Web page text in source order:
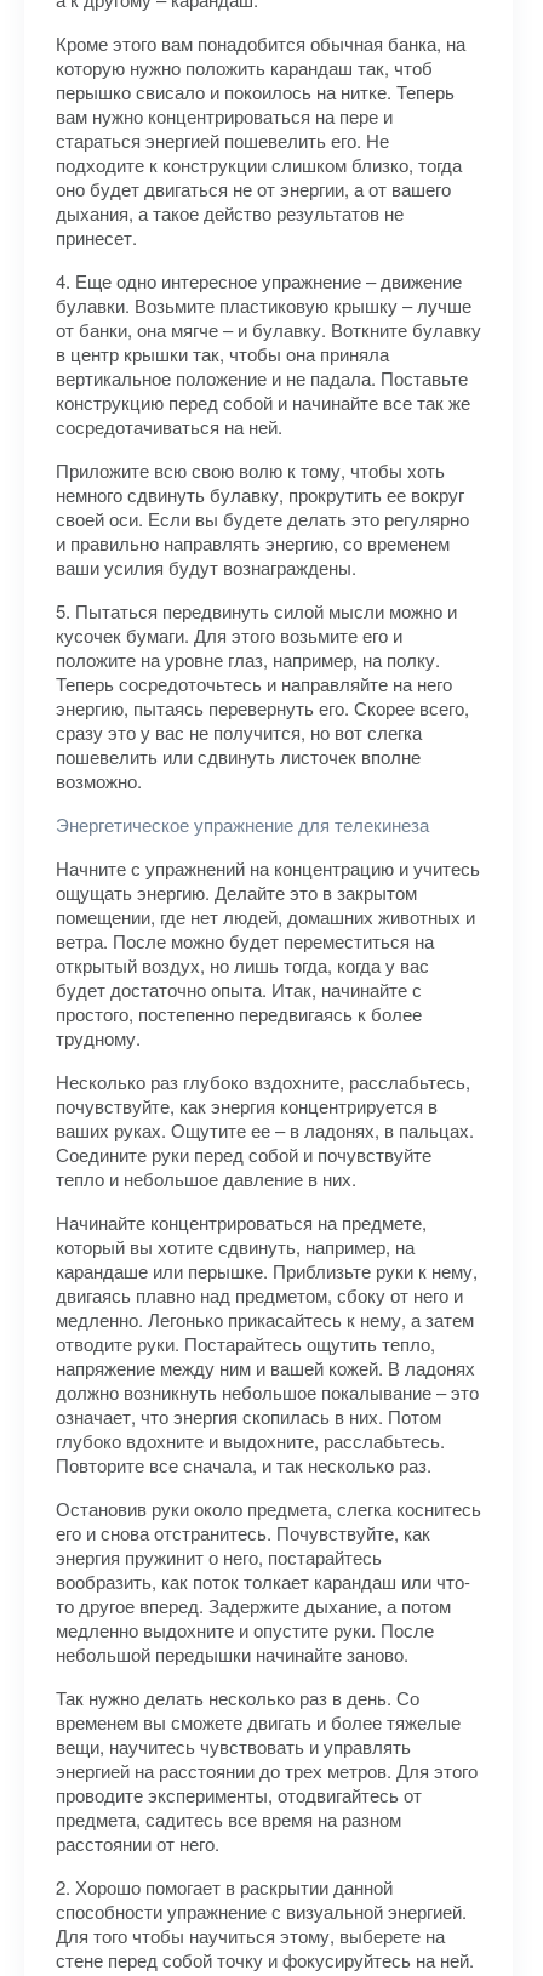
Кроме этого вам понадобится обычная банка, на
которую нужно положить карандаш так, чтоб
перышко свисало и покоилось на нитке. Теперь
вам нужно концентрироваться на пере и
стараться энергией пошевелить его. Не
подходите к конструкции слишком близко, тогда
оно будет двигаться не от энергии, а от вашего
дыхания, а такое действо результатов не
принесет.
4. Еще одно интересное упражнение – движение
булавки. Возьмите пластиковую крышку – лучше
от банки, она мягче – и булавку. Воткните булавку
в центр крышки так, чтобы она приняла
вертикальное положение и не падала. Поставьте
конструкцию перед собой и начинайте все так же
сосредотачиваться на ней.
Приложите всю свою волю к тому, чтобы хоть
немного сдвинуть булавку, прокрутить ее вокруг
своей оси. Если вы будете делать это регулярно
и правильно направлять энергию, со временем
ваши усилия будут вознаграждены.
5. Пытаться передвинуть силой мысли можно и
кусочек бумаги. Для этого возьмите его и
положите на уровне глаз, например, на полку.
Теперь сосредоточьтесь и направляйте на него
энергию, пытаясь перевернуть его. Скорее всего,
сразу это у вас не получится, но вот слегка
пошевелить или сдвинуть листочек вполне
возможно.
Энергетическое упражнение для телекинеза
Начните с упражнений на концентрацию и учитесь
ощущать энергию. Делайте это в закрытом
помещении, где нет людей, домашних животных и
ветра. После можно будет переместиться на
открытый воздух, но лишь тогда, когда у вас
будет достаточно опыта. Итак, начинайте с
простого, постепенно передвигаясь к более
трудному.
Несколько раз глубоко вздохните, расслабьтесь,
почувствуйте, как энергия концентрируется в
ваших руках. Ощутите ее – в ладонях, в пальцах.
Соедините руки перед собой и почувствуйте
тепло и небольшое давление в них.
Начинайте концентрироваться на предмете,
который вы хотите сдвинуть, например, на
карандаше или перышке. Приблизьте руки к нему,
двигаясь плавно над предметом, сбоку от него и
медленно. Легонько прикасайтесь к нему, а затем
отводите руки. Постарайтесь ощутить тепло,
напряжение между ним и вашей кожей. В ладонях
должно возникнуть небольшое покалывание – это
означает, что энергия скопилась в них. Потом
глубоко вдохните и выдохните, расслабьтесь.
Повторите все сначала, и так несколько раз.
Остановив руки около предмета, слегка коснитесь
его и снова отстранитесь. Почувствуйте, как
энергия пружинит о него, постарайтесь
вообразить, как поток толкает карандаш или что-
то другое вперед. Задержите дыхание, а потом
медленно выдохните и опустите руки. После
небольшой передышки начинайте заново.
Так нужно делать несколько раз в день. Со
временем вы сможете двигать и более тяжелые
вещи, научитесь чувствовать и управлять
энергией на расстоянии до трех метров. Для этого
проводите эксперименты, отодвигайтесь от
предмета, садитесь все время на разном
расстоянии от него.
2. Хорошо помогает в раскрытии данной
способности упражнение с визуальной энергией.
Для того чтобы научиться этому, выберете на
стене перед собой точку и фокусируйтесь на ней.